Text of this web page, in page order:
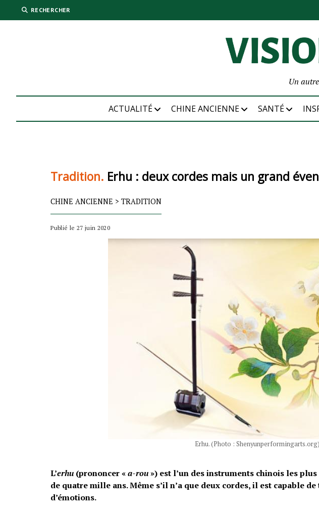
RECHERCHER
Un
ACTUALITÉ CHINE ANCIENNE SANTÉ
Tradition. Erhu : deux cordes mais un grand
CHINE ANCIENNE >TRADITION
Publié le 27 juin 2020
Erhu. (Photo : Shenyunperformingarts.org)
L’erhu (prononcer «a-rou») est l’un des instruments chinois les
de quatre mille ans. Même s’il n’a que deux cordes, il est capable
d’émotions.